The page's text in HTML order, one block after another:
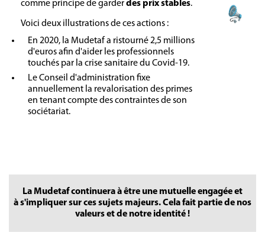
comme principe de garderdes prix stables.
Voici deux illustrations de ces actions :
En 2020, la Mudetaf a ristourné 2,5 millions
d'euros afin d'aider les professionnels
touchés par la crise sanitaire du Covid-19.
Le Conseil d'administration fixe
annuellement la revalorisation des primes
en tenant compte des contraintes de son
sociétariat.
La Mudetaf continuera à être une mutuelle engagée et
à s'impliquer sur ces sujets majeurs. Cela fait partie de nos
valeurs et de notre identité !